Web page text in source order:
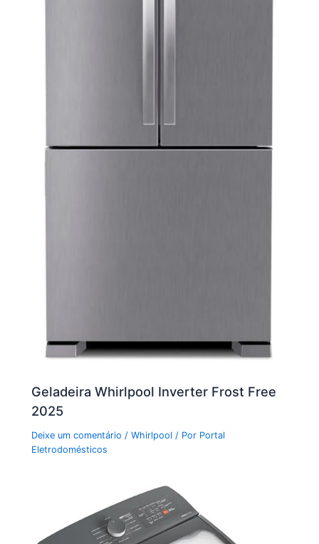
Geladeira Whirlpool Inverter Frost Free
2025
Deixe um comentário /Whirlpool / Por Portal
Eletrodomésticos